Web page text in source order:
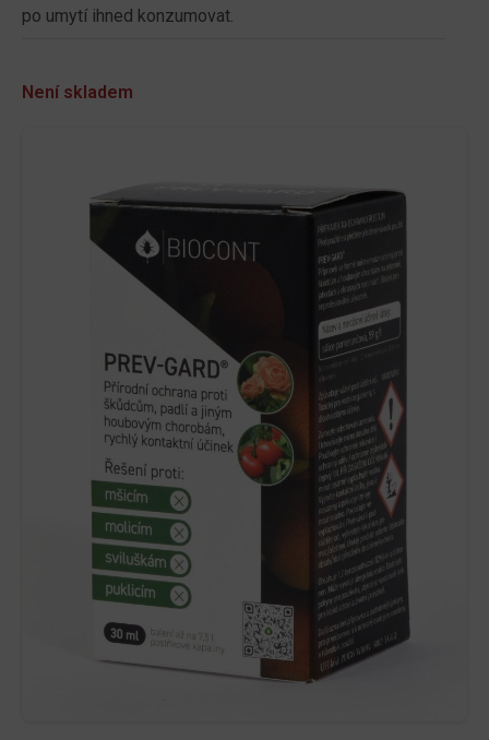
po umytí ihned konzumovat.
Není skladem